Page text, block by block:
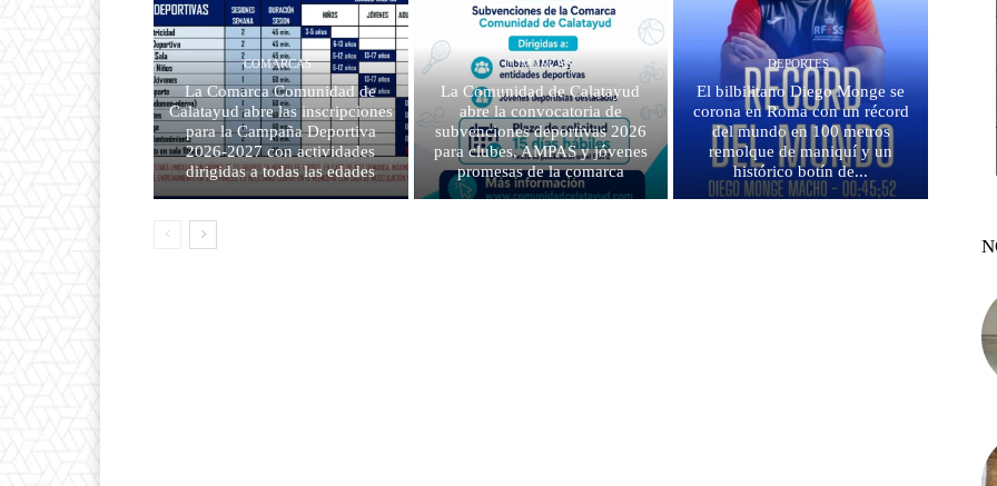
COMARCAS
La Comarca Comunidad de
Calatayud abre las inscripciones
para la Campaña Deportiva
2026-2027 con actividades
dirigidas a todas las edades
COMARCAS
La Comunidad de Calatayud
abre la convocatoria de
subvenciones deportivas 2026
para clubes, AMPAS y jóvenes
promesas de la comarca
DEPORTES
El bilbilitano Diego Monge se
corona en Roma con un récord
del mundo en 100 metros
remolque de maniquí y un
histórico botín de...